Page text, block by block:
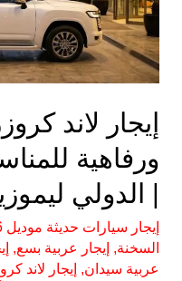
إيجار لاند
| الدولي
إيجار سيارات حديثة موديل 2026
السخنة, إيجار عربية بسع,
عربية سيدان, إيجار لاند
ورفاهية
للمناسبات
الخاصة
الدولي
ليموزين